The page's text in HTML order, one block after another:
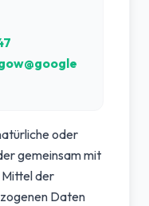
oder
gemeinsam mit
der
Daten